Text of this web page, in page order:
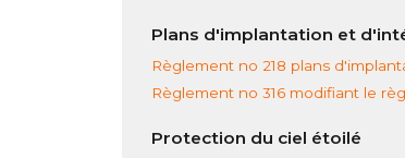
Plans d'implantation et
Règlement no 218 plans
Règlement no 316 modifiant le
Protection du ciel étoilé